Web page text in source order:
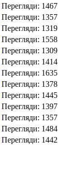
Перегляди: 1467
Перегляди: 1357
Перегляди: 1319
Перегляди: 1558
Перегляди: 1309
Перегляди: 1414
Перегляди: 1635
Перегляди: 1378
Перегляди: 1445
Перегляди: 1397
Перегляди: 1357
Перегляди: 1484
Перегляди: 1442